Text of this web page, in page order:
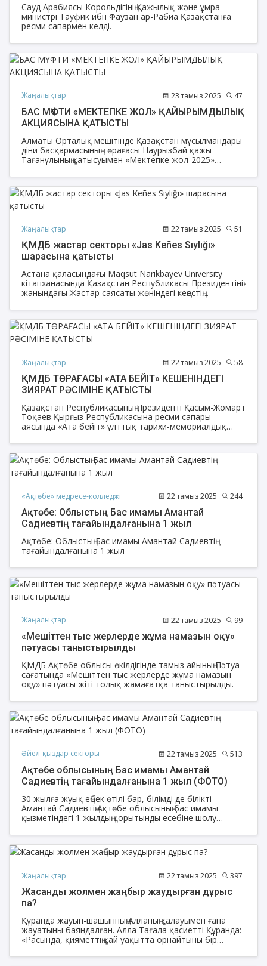
Сауд Арабиясы Корольдігінің Қажылық және ұмра
министрі Тауфик ибн Фаузан ар-Рабиа Қазақстанға
ресми сапармен келді.
Жаңалықтар 23 тамыз 2025 47
БАС МҮФТИ «МЕКТЕПКЕ ЖОЛ» ҚАЙЫРЫМДЫЛЫҚ
АКЦИЯСЫНА ҚАТЫСТЫ
Алматы Орталық мешітінде Қазақстан мұсылмандары
діни басқармасының төрағасы Наурызбай қажы
Тағанұлының қатысуымен «Мектепке жол-2025»
Жаңалықтар 22 тамыз 2025 51
ҚМДБ жастар секторы «Jas Keñes Sıylığı»
шарасына қатысты
Астана қаласындағы Maqsut Narikbayev University
кітапханасында Қазақстан Республикасы Президентінің
жанындағы Жастар саясаты жөніндегі кеңестің
жастар сыйлығының ресми тұсаукесері өтті.
Жаңалықтар 22 тамыз 2025 58
ҚМДБ ТӨРАҒАСЫ «АТА БЕЙІТ» КЕШЕНІНДЕГІ
ЗИЯРАТ РӘСІМІНЕ ҚАТЫСТЫ
Қазақстан Республикасының Президенті Қасым-Жомарт
Тоқаев Қырғыз Республикасына ресми сапары
аясында «Ата бейіт» ұлттық тарихи-мемориалдық
Қазақстан мұсылмандары діни басқармасының
Төрағасы, Бас мүфти Наурызбай қажы Тағанұлы да
кешендегі зиярат рәсіміне қатысты.
«Ақтөбе» медресе-колледжі 22 тамыз 2025 244
Ақтөбе: Облыстың Бас имамы Амантай
Садиевтің тағайындалғанына 1 жыл
Ақтөбе: Облыстың Бас имамы Амантай Садиевтің
тағайындалғанына 1 жыл
Жаңалықтар 22 тамыз 2025 99
«Мешіттен тыс жерлерде жұма намазын оқу»
пәтуасы таныстырылды
ҚМДБ Ақтөбе облысы өкілдігінде тамыз айының Пәтуа
сағатында «Мешіттен тыс жерлерде жұма намазын
оқу» пәтуасы жіті толық жамағатқа таныстырылды.
Әйел-қыздар секторы 22 тамыз 2025 513
Ақтөбе облысының Бас имамы Амантай
Садиевтің тағайындалғанына 1 жыл (ФОТО)
30 жылға жуық еңбек өтілі бар, білімді де білікті
Амантай Садиевтің Ақтөбе облысының бас имамы
қызметіндегі 1 жылдың қорытынды есебіне шолу
Жаңалықтар 22 тамыз 2025 397
Жасанды жолмен жаңбыр жаудырған дұрыс
па?
Құранда жауын-шашынның Алланың қалауымен ғана
жауатыны баяндалған. Алла Тағала қасиетті Құранда:
«Расында, қияметтің қай уақытта орнайтыны бір
уақытында, қалаған жеріне) Өзі жаудырады», – деген